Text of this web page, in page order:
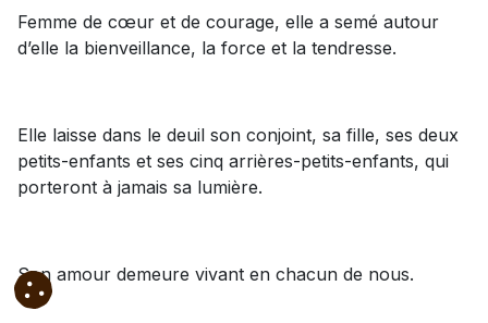
Femme de cœur et de courage, elle a semé autour
d’elle la bienveillance, la force et la tendresse.
Elle laisse dans le deuil son conjoint, sa fille, ses deux
petits-enfants et ses cinq arrières-petits-enfants, qui
porteront à jamais sa lumière.
Son amour demeure vivant en chacun de nous.